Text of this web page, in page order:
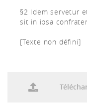
§2 Idem servetur
sit in ipsa
[Texte non défini]